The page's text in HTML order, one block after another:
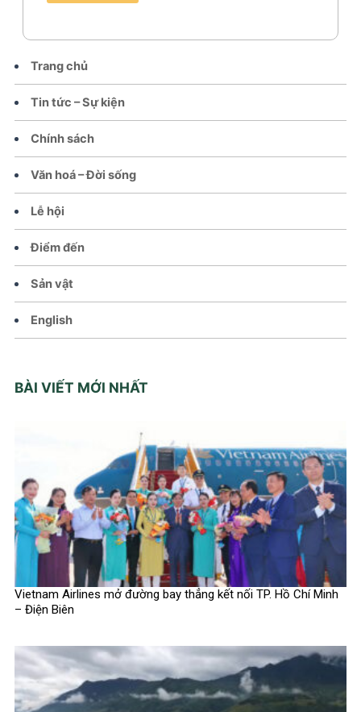
Trang chủ
Tin tức – Sự kiện
Chính sách
Văn hoá – Đời sống
Lễ hội
Điểm đến
Sản vật
English
BÀI VIẾT MỚI NHẤT
Vietnam Airlines mở đường bay thẳng kết nối TP. Hồ Chí Minh
– Điện Biên